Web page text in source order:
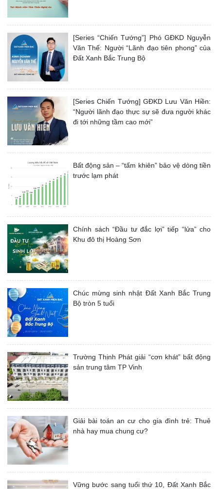
[Series “Chiến Tướng”] Phó GĐKD Nguyễn
Văn Thế: Người “Lãnh đạo tiên phong” của
Đất Xanh Bắc Trung Bộ
[Series Chiến Tướng] GĐKD Lưu Văn Hiền:
“Người lãnh đạo thực sự sẽ đưa người khác
đi tới những tầm cao mới”
Bất động sản – “tấm khiên” bảo vệ dòng tiền
trước lạm phát
Chính sách “Đầu tư đắc lợi” tiếp “lửa” cho
Khu đô thị Hoàng Sơn
Chúc mừng sinh nhật Đất Xanh Bắc Trung
Bộ tròn 5 tuổi
Trường Thịnh Phát giải “cơn khát” bất động
sản trung tâm TP Vinh
Giải bài toán an cư cho gia đình trẻ: Thuê
nhà hay mua chung cư?
Vững bước sang tuổi thứ 10, Đất Xanh Bắc